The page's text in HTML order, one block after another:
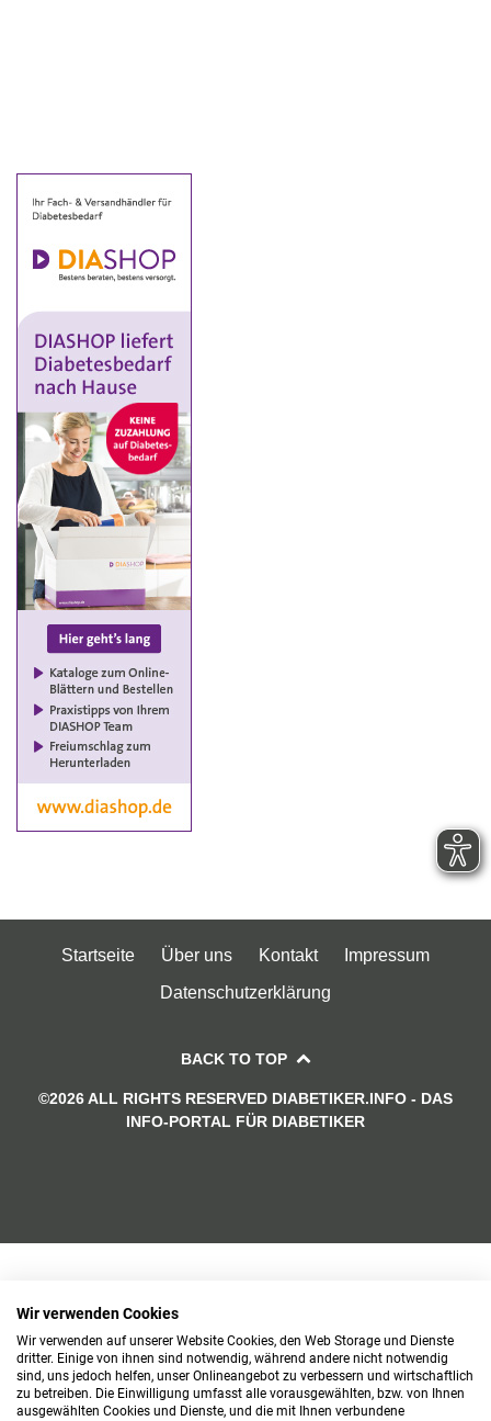
Startseite Über uns Kontakt
Impressum
Datenschutzerklärung
BACK TO TOP
©2026 ALL RIGHTS RESERVED DIABETIKER.INFO - DAS
INFO-PORTAL FÜR DIABETIKER
Wir verwenden Cookies
Wir verwenden auf unserer Website Cookies, den Web Storage und Dienste
dritter. Einige von ihnen sind notwendig, während andere nicht notwendig
sind, uns jedoch helfen, unser Onlineangebot zu verbessern und wirtschaftlich
zu betreiben. Die Einwilligung umfasst alle vorausgewählten, bzw. von Ihnen
ausgewählten Cookies und Dienste, und die mit Ihnen verbundene